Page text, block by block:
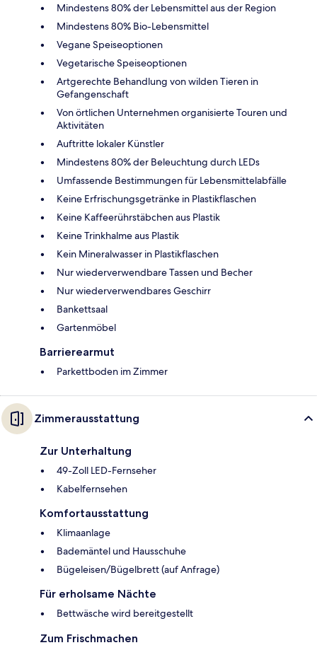
Mindestens 80% der Lebensmittel aus der Region
Mindestens 80% Bio-Lebensmittel
Vegane Speiseoptionen
Vegetarische Speiseoptionen
Artgerechte Behandlung von wilden Tieren in
Gefangenschaft
Von örtlichen Unternehmen organisierte Touren und
Aktivitäten
Auftritte lokaler Künstler
Mindestens 80% der Beleuchtung durch LEDs
Umfassende Bestimmungen für Lebensmittelabfälle
Keine Erfrischungsgetränke in Plastikflaschen
Keine Kaffeerührstäbchen aus Plastik
Keine Trinkhalme aus Plastik
Kein Mineralwasser in Plastikflaschen
Nur wiederverwendbare Tassen und Becher
Nur wiederverwendbares Geschirr
Bankettsaal
Gartenmöbel
Barrierearmut
Parkettboden im Zimmer
Zimmerausstattung
Zur Unterhaltung
49-Zoll LED-Fernseher
Kabelfernsehen
Komfortausstattung
Klimaanlage
Bademäntel und Hausschuhe
Bügeleisen/Bügelbrett (auf Anfrage)
Für erholsame Nächte
Bettwäsche wird bereitgestellt
Zum Frischmachen